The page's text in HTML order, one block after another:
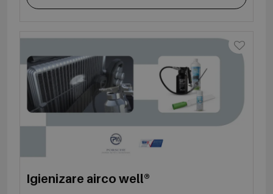
Igienizare airco well®